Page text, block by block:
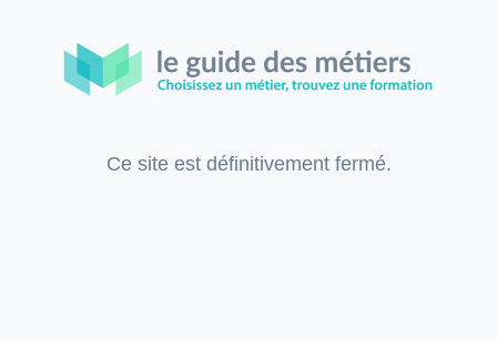
Ce site est définitivement fermé.